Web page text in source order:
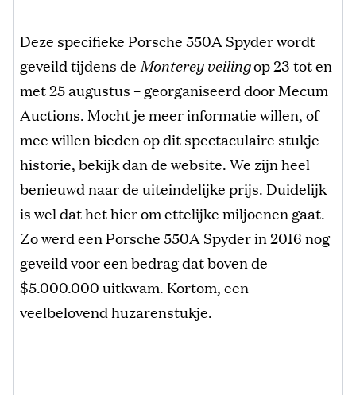
Deze specifieke Porsche 550A Spyder wordt
geveild tijdens deMonterey veilingop 23 tot en
met 25 augustus – georganiseerd door Mecum
Auctions. Mocht je meer informatie willen, of
mee willen bieden op dit spectaculaire stukje
historie, bekijk dan de website. We zijn heel
benieuwd naar de uiteindelijke prijs. Duidelijk
is wel dat het hier om ettelijke miljoenen gaat.
Zo werd een Porsche 550A Spyder in 2016 nog
geveild voor een bedrag dat boven de
$5.000.000 uitkwam. Kortom, een
veelbelovend huzarenstukje.